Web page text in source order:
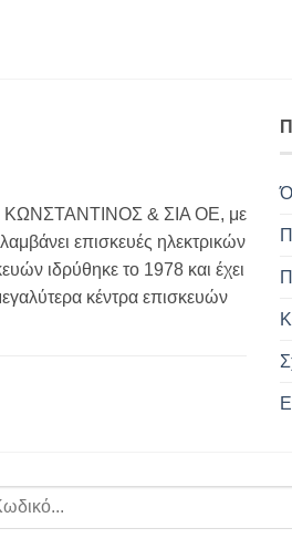
ΚΩΝΣΤΑΝΤΙΝΟΣ & ΣΙΑ ΟΕ, με
επισκευές ηλεκτρικών
ιδρύθηκε το 1978 και έχει
κέντρα επισκευών